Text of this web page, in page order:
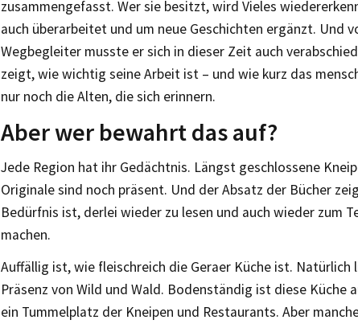
zusammengefasst. Wer sie besitzt, wird Vieles
auch überarbeitet und um neue Geschichten ergänzt. Und
Wegbegleiter musste er sich in dieser Zeit auch
zeigt, wie wichtig seine Arbeit ist – und wie kurz das
nur noch die Alten, die sich erinnern.
Aber wer bewahrt das auf?
Jede Region hat ihr Gedächtnis. Längst geschlossene
Originale sind noch präsent. Und der Absatz der Bücher
Bedürfnis ist, derlei wieder zu lesen und auch wieder zum
machen.
Auffällig ist, wie fleischreich die Geraer Küche ist.
Präsenz von Wild und Wald. Bodenständig ist diese Küche
ein Tummelplatz der Kneipen und Restaurants. Aber